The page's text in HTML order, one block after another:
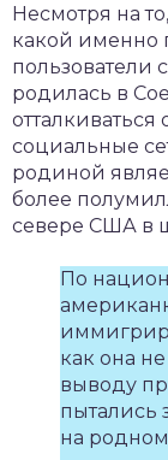
Несмотря на
какой именно
пользователи
родилась в
социальные
родиной
более
севере США в
По
как она
выводу
пытались
на родном